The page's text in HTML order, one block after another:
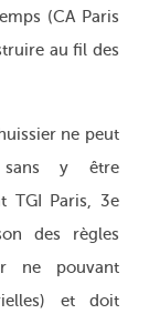
(CA Paris
au fil des
ne peut
sans y être
TGI Paris, 3e
des règles
ne pouvant
et doit